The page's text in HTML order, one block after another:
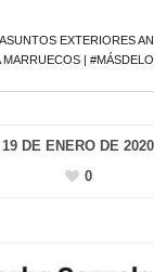
EXTERIORES
MARRUECOS |
19 DE ENERO DE 2020
0